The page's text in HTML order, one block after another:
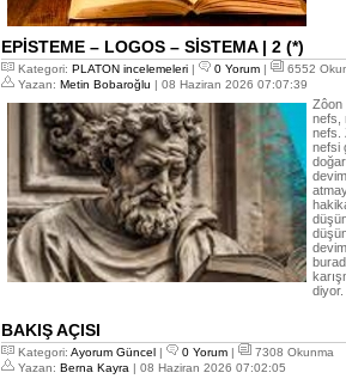
EPİSTEME – LOGOS – SİSTEMA | 2 (*)
Kategori: PLATON incelemeleri | 0 Yorum |
6552
Yazan: Metin Bobaroğlu | 08 Haziran 2026 07:07:39
Zôon
nefs,
nefs.
nefsi
diyor.
BAKIŞ AÇISI
Kategori: Ayorum Güncel | 0 Yorum |
7308 Okunma
Yazan: Berna Kayra | 08 Haziran 2026 07:02:05